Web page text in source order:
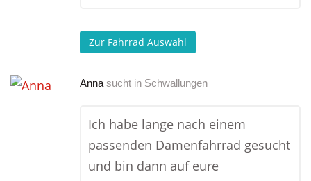
Zur Fahrrad Auswahl
Anna sucht in Schwallungen
Ich habe lange nach einem
passenden Damenfahrrad gesucht
und bin dann auf eure